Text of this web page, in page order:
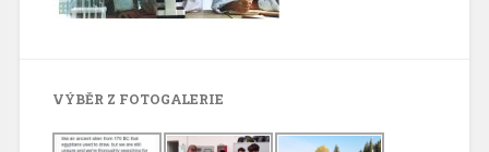
VÝBĚR Z FOTOGALERIE